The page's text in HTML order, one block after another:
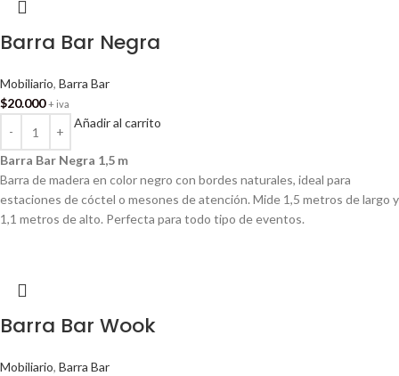
Barra Bar Negra
Mobiliario, Barra Bar
$20.000 + iva
Añadir al carrito
Barra Bar Negra 1,5 m
Barra de madera en color negro con bordes naturales, ideal para
estaciones de cóctel o mesones de atención. Mide 1,5 metros de largo y
1,1 metros de alto. Perfecta para todo tipo de eventos.
Barra Bar Wook
Mobiliario, Barra Bar